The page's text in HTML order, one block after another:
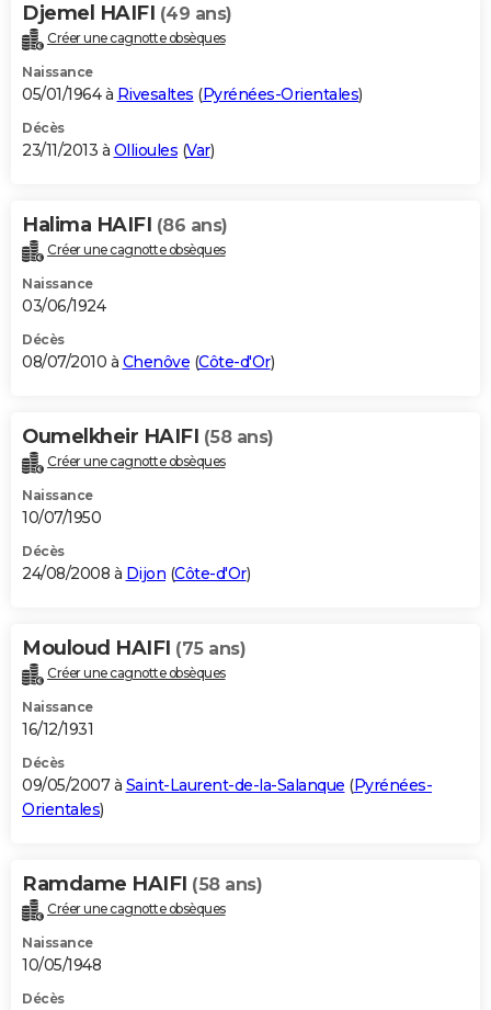
Djemel HAIFI (49 ans)
Créer une cagnotte obsèques
Naissance
05/01/1964 à Rivesaltes (Pyrénées-Orientales)
Décès
23/11/2013 à Ollioules (Var)
Halima HAIFI (86 ans)
Créer une cagnotte obsèques
Naissance
03/06/1924
Décès
08/07/2010 à Chenôve (Côte-d'Or)
Oumelkheir HAIFI (58 ans)
Créer une cagnotte obsèques
Naissance
10/07/1950
Décès
24/08/2008 à Dijon (Côte-d'Or)
Mouloud HAIFI (75 ans)
Créer une cagnotte obsèques
Naissance
16/12/1931
Décès
09/05/2007 à Saint-Laurent-de-la-Salanque (Pyrénées-
Orientales)
Ramdame HAIFI (58 ans)
Créer une cagnotte obsèques
Naissance
10/05/1948
Décès